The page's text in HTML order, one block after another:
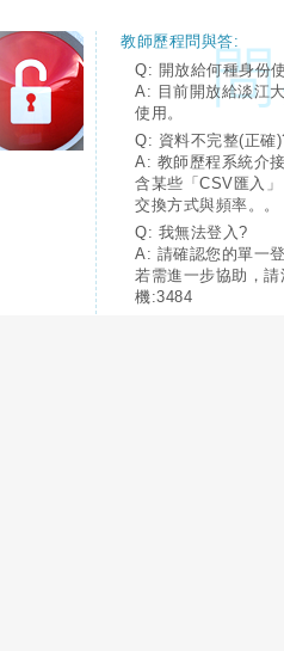
教師歷程問與答:
Q: 開放給何種身份
A: 目前開放給淡江
使用。
Q: 資料不完整(正確
A: 教師歷程系統介
含某些「CSV匯入
交換方式與頻率。。
Q: 我無法登入?
A: 請確認您的單一
若需進一步協助，
機:3484